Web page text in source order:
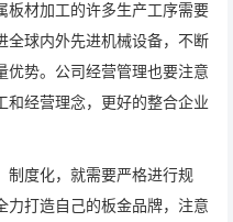
板材加工的许多生产工序需要
全球内外先进机械设备，不断
优势。公司经营管理也要注意
和经营理念，更好的整合企业
制度化，就需要严格进行规
力打造自己的板金品牌，注意